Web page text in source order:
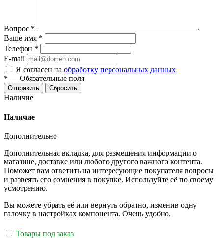
Вопрос *
Ваше имя *
Телефон *
E-mail
Я согласен на обработку персональных данных
* — Обязательные поля
Отправить Сбросить
Наличие
Наличие
Дополнительно
Дополнительная вкладка, для размещения информации о
магазине, доставке или любого другого важного контента.
Поможет вам ответить на интересующие покупателя вопросы
и развеять его сомнения в покупке. Используйте её по своему
усмотрению.
Вы можете убрать её или вернуть обратно, изменив одну
галочку в настройках компонента. Очень удобно.
Товары под заказ